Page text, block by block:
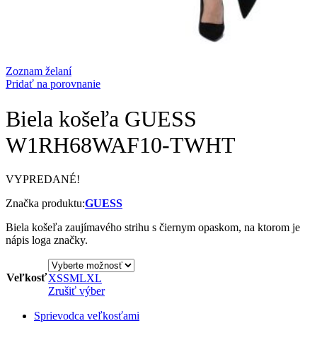
Zoznam želaní
Pridať na porovnanie
Biela košeľa GUESS
W1RH68WAF10-TWHT
VYPREDANÉ!
Značka produktu:GUESS
Biela košeľa zaujímavého strihu s čiernym opaskom, na ktorom je
nápis loga značky.
VeľkosťXSSMLXL
Zrušiť výber
Sprievodca veľkosťami